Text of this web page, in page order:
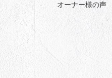
オーナー様の声